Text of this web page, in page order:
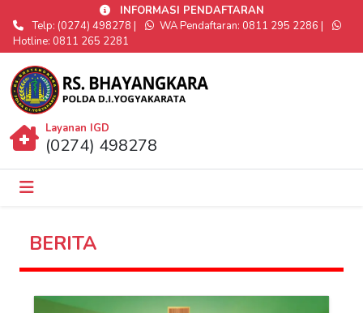
INFORMASI PENDAFTARAN
Telp: (0274) 498278 |
WA Pendaftaran: 0811 295 2286 |
Hotline: 0811 265 2281
Layanan IGD
(0274) 498278
BERITA